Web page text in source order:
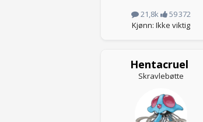
21,8k
59 372
Kjønn: Ikke viktig
Hentacruel
Skravlebøtte